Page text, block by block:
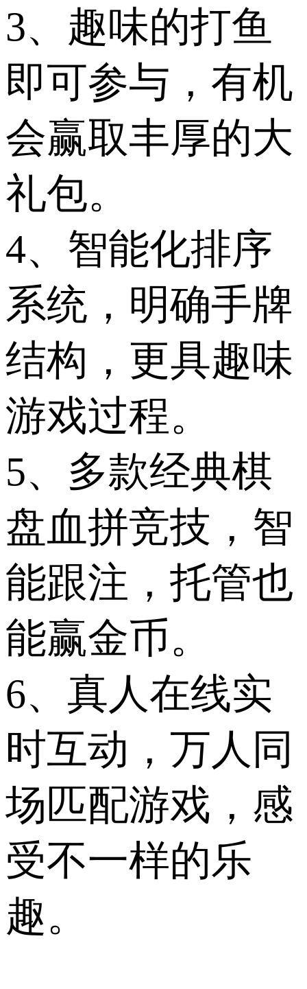
3、趣味的打鱼
即可参与，有机
会赢取丰厚的大
礼包。
4、智能化排序
系统，明确手牌
结构，更具趣味
游戏过程。
5、多款经典棋
盘血拼竞技，智
能跟注，托管也
能赢金币。
6、真人在线实
时互动，万人同
场匹配游戏，感
受不一样的乐
趣。